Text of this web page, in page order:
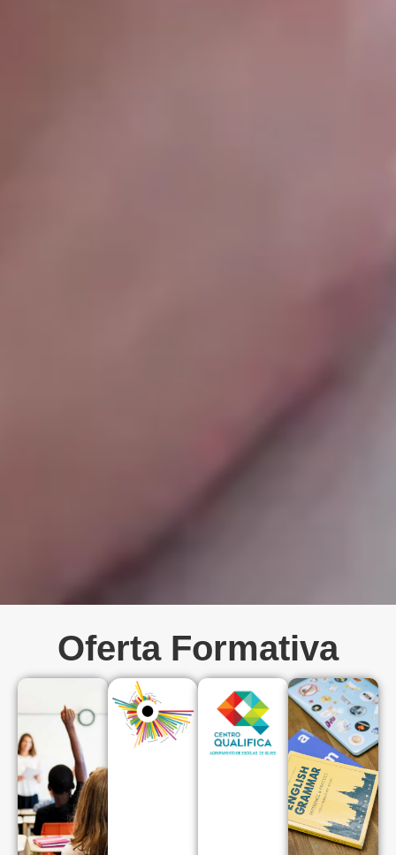
Oferta Formativa